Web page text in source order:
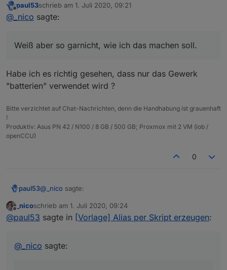
@_nico
Vermutlich weil es asynchron läuft? Daran
werde ich sicher nicht viel ändern können
Alternative: Du arbeitest bei allen Alias, die Enums
beim Aufruf der Funktion.
hätte ich es schon gerne halbwegs ordentlich.
Du müsstest zu Beginn alle benötigten Räume und
Gewerke einlesen, dann innerhalb der Funktionen
die Datenpunkte hinzufügen und zum Schluss die
Klingt besser. Weiß aber so garnicht, wie ich das machen
soll. Kannst du mir mit ein paar Codeschnipsel auf die
machen kann?
Offline
paul53schrieb am 1. Juli 2020, 09:21
zuletzt editiert von
@ _nico sagte:
Weiß aber so garnicht, wie ich das machen soll.
Habe ich es richtig gesehen, dass nur das Gewerk
"batterien" verwendet wird ?
Bitte verzichtet auf Chat-Nachrichten, denn die Handhabung ist grauenhaft
!
Produktiv: Asus PN 42 / N100 / 8 GB / 500 GB; Proxmox mit 2 VM (iob /
openCCU)
0
paul53@ _nico sagte:
Weiß aber so garnicht, wie ich das machen soll.
Habe ich es richtig gesehen, dass nur das Gewerk
"batterien" verwendet wird ?
Offline
_nicoschrieb am 1. Juli 2020, 09:24
zuletzt editiert von
@paul53 sagte in [Vorlage] Alias per Skript erzeugen:
@ _nico sagte: